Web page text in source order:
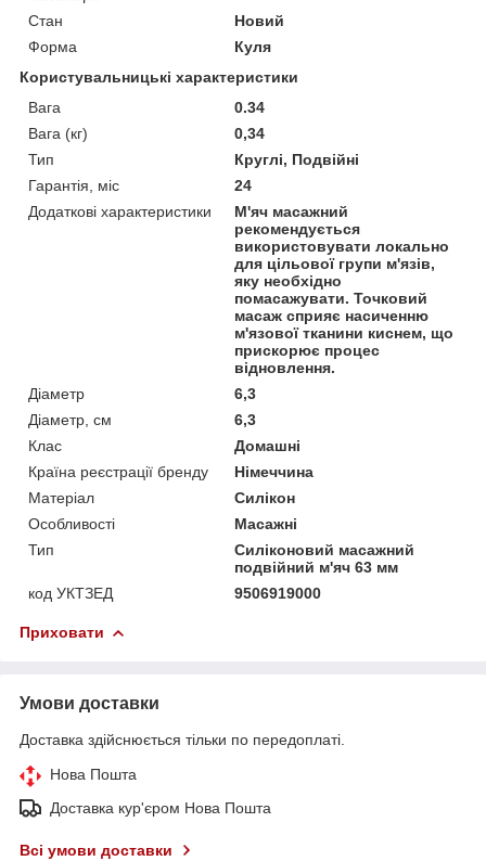
Стан
Новий
Форма
Куля
Користувальницькі характеристики
Вага
0.34
Вага (кг)
0,34
Тип
Круглі, Подвійні
Гарантія, міс
24
Додаткові характеристики
М'яч масажний
рекомендується
використовувати локально
для цільової групи м'язів,
яку необхідно
помасажувати. Точковий
масаж сприяє насиченню
м'язової тканини киснем, що
прискорює процес
відновлення.
Діаметр
6,3
Діаметр, см
6,3
Клас
Домашні
Країна реєстрації бренду
Німеччина
Матеріал
Силікон
Особливості
Масажні
Тип
Силіконовий масажний
подвійний м'яч 63 мм
код УКТЗЕД
9506919000
Приховати
Умови доставки
Доставка здійснюється тільки по передоплаті.
Нова Пошта
Доставка кур'єром Нова Пошта
Всі умови доставки